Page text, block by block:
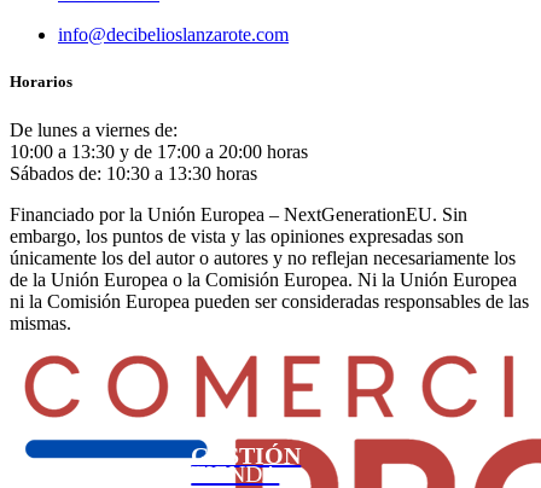
info@decibelioslanzarote.com
Horarios
De lunes a viernes de:
10:00 a 13:30 y de 17:00 a 20:00 horas
Sábados de: 10:30 a 13:30 horas
Financiado por la Unión Europea – NextGenerationEU. Sin
embargo, los puntos de vista y las opiniones expresadas son
únicamente los del autor o autores y no reflejan necesariamente los
de la Unión Europea o la Comisión Europea. Ni la Unión Europea
ni la Comisión Europea pueden ser consideradas responsables de las
mismas.
GESTIÓN
TIENDA